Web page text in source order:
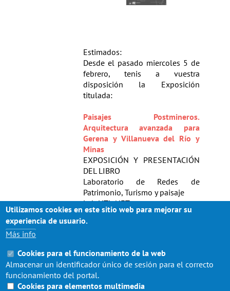
Estimados:
Desde el pasado miercoles 5 de
febrero, tenis a vuestra
disposición la Exposición
titulada:
Paisajes Postmineros.
Arquitectura avanzada para
Gerena y Villanueva del Río y
Minas
EXPOSICIÓN Y PRESENTACIÓN
DEL LIBRO
Laboratorio de Redes de
Patrimonio, Turismo y paisaje
Lab HTL-NET
Aulario desde ese día hasta el
miercoles 26 de febrero.
Utilizamos cookies en este sitio web para mejorar su
experiencia de usuario.
Más info
Cookies para el funcionamiento de la web
Almacenar un identificador único de sesión para el correcto
funcionamiento del portal.
Cookies para elementos multimedia